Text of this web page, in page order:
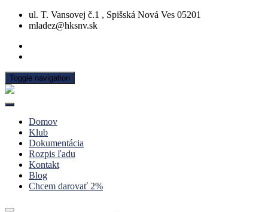
ul. T. Vansovej č.1 , Spišská Nová Ves 05201
mladez@hksnv.sk
Toggle navigation
Domov
Klub
Dokumentácia
Rozpis ľadu
Kontakt
Blog
Chcem darovať 2%